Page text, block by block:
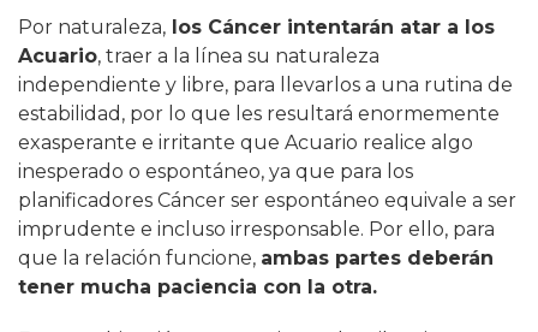
Por naturaleza, los Cáncer intentarán atar a los
Acuario, traer a la línea su naturaleza
independiente y libre, para llevarlos a una rutina de
estabilidad, por lo que les resultará enormemente
exasperante e irritante que Acuario realice algo
inesperado o espontáneo, ya que para los
planificadores Cáncer ser espontáneo equivale a ser
imprudente e incluso irresponsable. Por ello, para
que la relación funcione, ambas partes deberán
tener mucha paciencia con la otra.